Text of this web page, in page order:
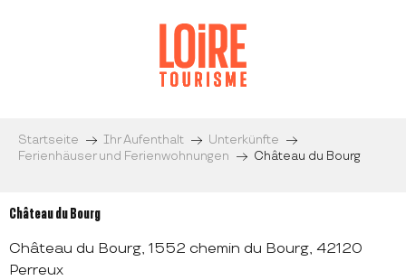
Startseite Ihr Aufenthalt
Unterkünfte
Ferienhäuser und Ferienwohnungen
Château du Bourg
Château du Bourg
Château du Bourg, 1552 chemin du Bourg, 42120
Perreux